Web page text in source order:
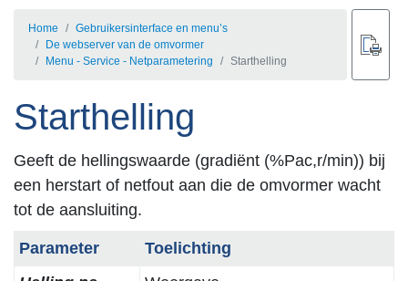
Home
Gebruikersinterface en menu’s
De webserver van de omvormer
Menu - Service - Netparametering
Starthelling
Starthelling
Geeft de hellingswaarde (gradiënt (%Pac,r/min)) bij
een herstart of netfout aan die de omvormer wacht
tot de aansluiting.
Parameter
Toelichting